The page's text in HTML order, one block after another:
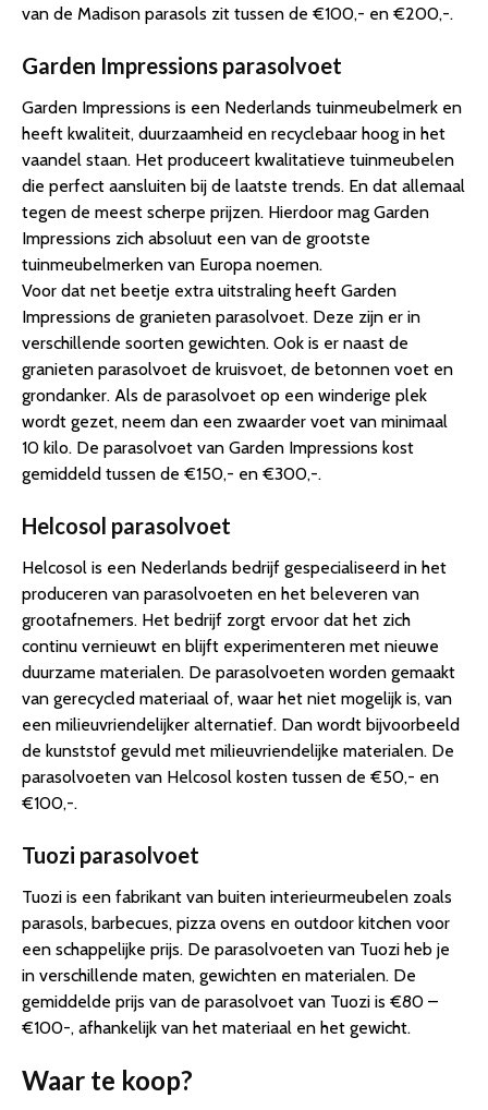
van de Madison parasols zit tussen de €100,- en €200,-.
Garden Impressions parasolvoet
Garden Impressions is een Nederlands tuinmeubelmerk en
heeft kwaliteit, duurzaamheid en recyclebaar hoog in het
vaandel staan. Het produceert kwalitatieve tuinmeubelen
die perfect aansluiten bij de laatste trends. En dat allemaal
tegen de meest scherpe prijzen. Hierdoor mag Garden
Impressions zich absoluut een van de grootste
tuinmeubelmerken van Europa noemen.
Voor dat net beetje extra uitstraling heeft Garden
Impressions de granieten parasolvoet. Deze zijn er in
verschillende soorten gewichten. Ook is er naast de
granieten parasolvoet de kruisvoet, de betonnen voet en
grondanker. Als de parasolvoet op een winderige plek
wordt gezet, neem dan een zwaarder voet van minimaal
10 kilo. De parasolvoet van Garden Impressions kost
gemiddeld tussen de €150,- en €300,-.
Helcosol parasolvoet
Helcosol is een Nederlands bedrijf gespecialiseerd in het
produceren van parasolvoeten en het beleveren van
grootafnemers. Het bedrijf zorgt ervoor dat het zich
continu vernieuwt en blijft experimenteren met nieuwe
duurzame materialen. De parasolvoeten worden gemaakt
van gerecycled materiaal of, waar het niet mogelijk is, van
een milieuvriendelijker alternatief. Dan wordt bijvoorbeeld
de kunststof gevuld met milieuvriendelijke materialen. De
parasolvoeten van Helcosol kosten tussen de €50,- en
€100,-.
Tuozi parasolvoet
Tuozi is een fabrikant van buiten interieurmeubelen zoals
parasols, barbecues, pizza ovens en outdoor kitchen voor
een schappelijke prijs. De parasolvoeten van Tuozi heb je
in verschillende maten, gewichten en materialen. De
gemiddelde prijs van de parasolvoet van Tuozi is €80 –
€100-, afhankelijk van het materiaal en het gewicht.
Waar te koop?